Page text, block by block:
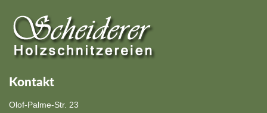
Kontakt
Olof-Palme-Str. 23